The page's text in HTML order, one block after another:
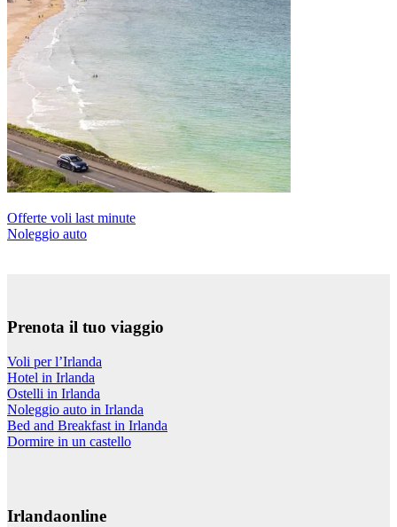
Offerte voli last minute
Noleggio auto
Prenota il tuo viaggio
Voli per l’Irlanda
Hotel in Irlanda
Ostelli in Irlanda
Noleggio auto in Irlanda
Bed and Breakfast in Irlanda
Dormire in un castello
Irlandaonline